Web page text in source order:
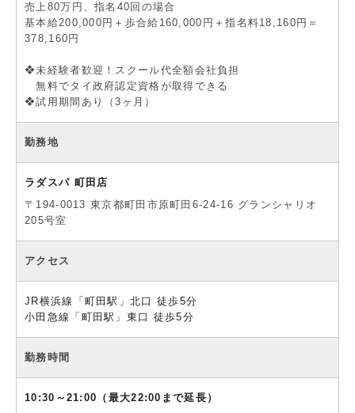
売上80万円、指名40回の場合
基本給200,000円＋歩合給160,000円＋指名料18,160円＝
378,160円
❖未経験者歓迎！スクール代全額会社負担
無料でタイ政府認定資格が取得できる
❖試用期間あり（3ヶ月）
勤務地
ラダスパ 町田店
〒194-0013 東京都町田市原町田6-24-16 グランシャリオ
205号室
アクセス
JR横浜線「町田駅」北口 徒歩5分
小田急線「町田駅」東口 徒歩5分
勤務時間
10:30～21:00（最大22:00まで延長）